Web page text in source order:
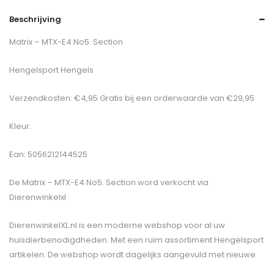
Beschrijving
Matrix – MTX-E4 No5. Section
Hengelsport Hengels
Verzendkosten: €4,95 Gratis bij een orderwaarde van €29,95
Kleur:
Ean: 5056212144525
De Matrix – MTX-E4 No5. Section word verkocht via
Dierenwinkelxl
DierenwinkelXL.nl is een moderne webshop voor al uw
huisdierbenodigdheden. Met een ruim assortiment Hengelsport
artikelen. De webshop wordt dagelijks aangevuld met nieuwe